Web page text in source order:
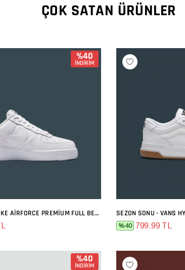
ÇOK SATAN ÜRÜNLER
%40
İNDİRİM
SEPETE EKLE SEZON SONU - NIKE AIRFORCE PREMIUM FULL BEYAZ SEZON SONU - VANS
%40 799.99 TL
%40
İNDİRİM